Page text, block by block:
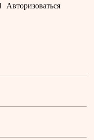
Авторизоваться